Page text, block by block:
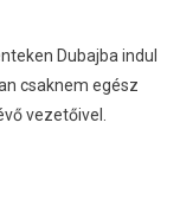
Dubajba indul
csaknem egész
vezetőivel.